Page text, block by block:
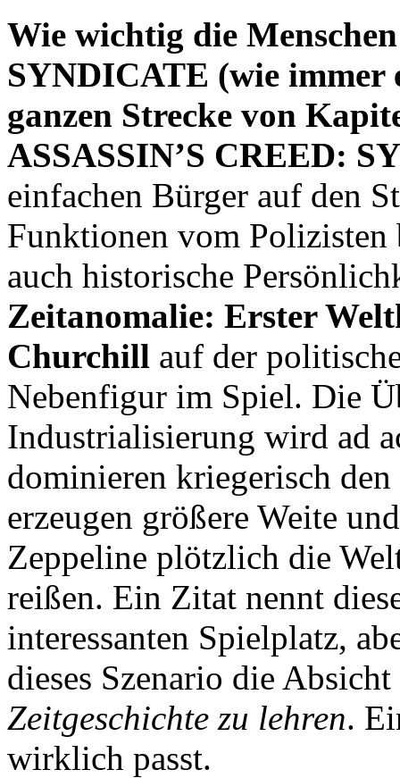
Wie wichtig die
SYNDICATE (wie
ganzen Strecke von
ASSASSIN’S CREED:
einfachen Bürger auf den
Funktionen vom Polizisten
auch historische
Zeitanomalie: Erster
Churchill auf der
Nebenfigur im Spiel. Die
Industrialisierung wird ad
dominieren kriegerisch
erzeugen größere Weite
Zeppeline plötzlich die
reißen. Ein Zitat nennt
interessanten Spielplatz,
dieses Szenario die
Zeitgeschichte zu lehren.
wirklich passt.